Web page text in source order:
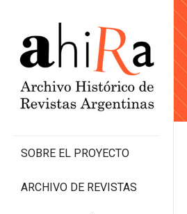
SOBRE EL PROYECTO
ARCHIVO DE REVISTAS